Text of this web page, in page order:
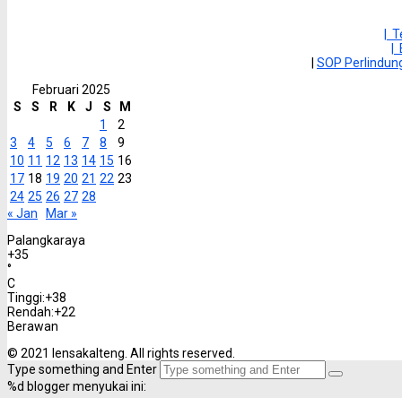
|
SOP
Februari 2025
S
S R K J S
M
1
2
3
4 5 6 7 8
9
10 11 12 13 14 15 16
17 18 19 20 21 22 23
24 25 26 27 28
« Jan
Mar »
Palangkaraya
+35
°
C
Tinggi:+38
Rendah:+22
Berawan
© 2021 lensakalteng. All rights reserved.
Type something and Enter
%d blogger menyukai ini: